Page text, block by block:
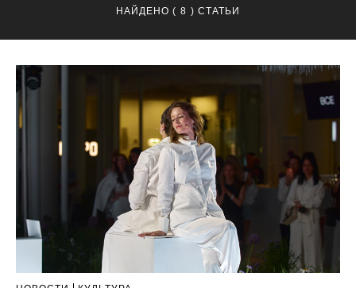
НАЙДЕНО ( 8 ) СТАТЬИ